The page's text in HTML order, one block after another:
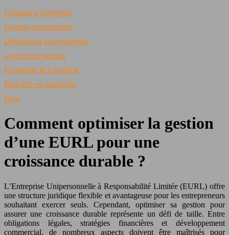
Création d’entreprise
Gestion en entreprise
Développer son entreprise
Logiciel de gestion
Formation & Coaching
Bien être en entreprise
Blog
Comment optimiser la gestion
d’une EURL pour une
croissance durable ?
L’Entreprise Unipersonnelle à Responsabilité Limitée (EURL) offre
une structure juridique flexible et avantageuse pour les entrepreneurs
souhaitant exercer seuls. Cependant, optimiser sa gestion pour
assurer une croissance durable représente un défi de taille. Entre
obligations légales, stratégies financières et développement
commercial, de nombreux aspects doivent être maîtrisés pour